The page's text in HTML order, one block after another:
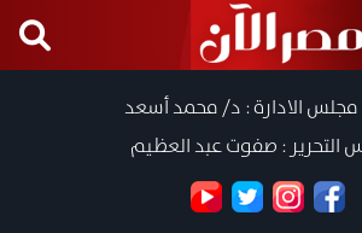
الادارة : د/ محمد أسعد
التحرير : صفوت عبد العظيم